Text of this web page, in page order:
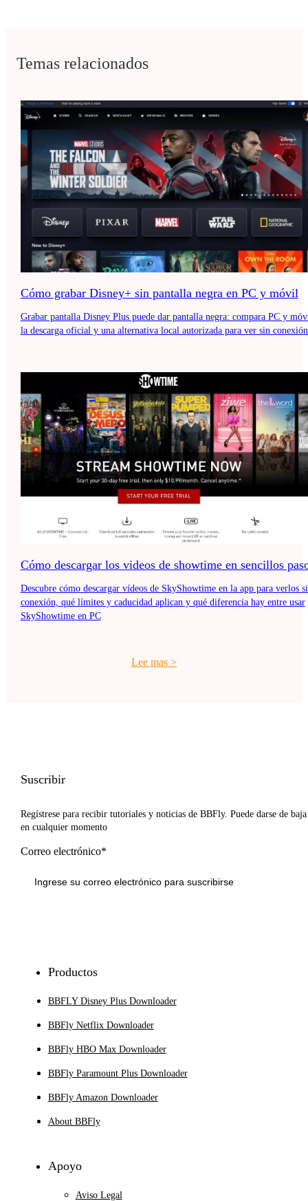
Temas relacionados
Cómo grabar Disney+ sin pantalla negra en PC y móvil
Grabar pantalla Disney Plus puede dar pantalla negra: compara PC y
la descarga oficial y una alternativa local autorizada para ver sin
Cómo descargar los videos de showtime en sencillos
Descubre cómo descargar vídeos de SkyShowtime en la app para verlos
conexión, qué límites y caducidad aplican y qué diferencia hay entre usar
SkyShowtime en PC
Lee mas >
Suscribir
Regístrese para recibir tutoriales y noticias de BBFly. Puede darse de baja
en cualquier momento
Correo electrónico*
Productos
BBFLY Disney Plus Downloader
BBFly Netflix Downloader
BBFly HBO Max Downloader
BBFly Paramount Plus Downloader
BBFly Amazon Downloader
About BBFly
Apoyo
Aviso Legal